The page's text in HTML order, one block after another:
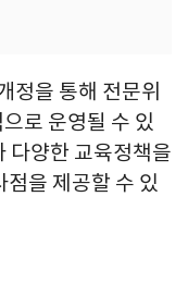
정을 통해 전문위
로 운영될 수 있
다양한 교육정책을
을 제공할 수 있